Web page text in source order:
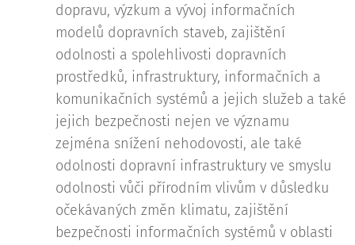
dopravu, výzkum a vývoj informačních
modelů dopravních staveb, zajištění
odolnosti a spolehlivosti dopravních
prostředků, infrastruktury, informačních a
komunikačních systémů a jejich služeb a také
jejich bezpečnosti nejen ve významu
zejména snížení nehodovosti, ale také
odolnosti dopravní infrastruktury ve smyslu
odolnosti vůči přírodním vlivům v důsledku
očekávaných změn klimatu, zajištění
bezpečnosti informačních systémů v oblasti